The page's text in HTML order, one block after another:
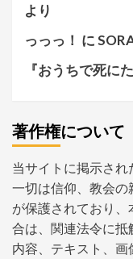
より
っっっ！ に
『おうちで死にた
著作権について
当サイトに掲示さ
一切は信仰、教会
が保護されており
合は、関連法令に
内容、テキスト、